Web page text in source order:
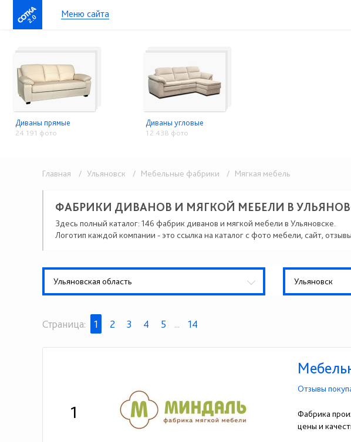
2.0 Меню сайта
Диваны прямые
24 191 фото
Диваны угловые
12 438 фото
Главная / Ульяновск / Мебельные фабрики / Мягкая мебель
ФАБРИКИ ДИВАНОВ И МЯГКОЙ МЕБЕЛИ В
Здесь полный каталог: 146 фабрик диванов и мягкой мебели в Ульяновске.
Логотип каждой компании - это ссылка на каталог с фото мебели, сайт,
Ульяновская область Ульяновск
Страница: 1 2 3 4 5 ... 14
1
Отзывы
Фабрика
цены и